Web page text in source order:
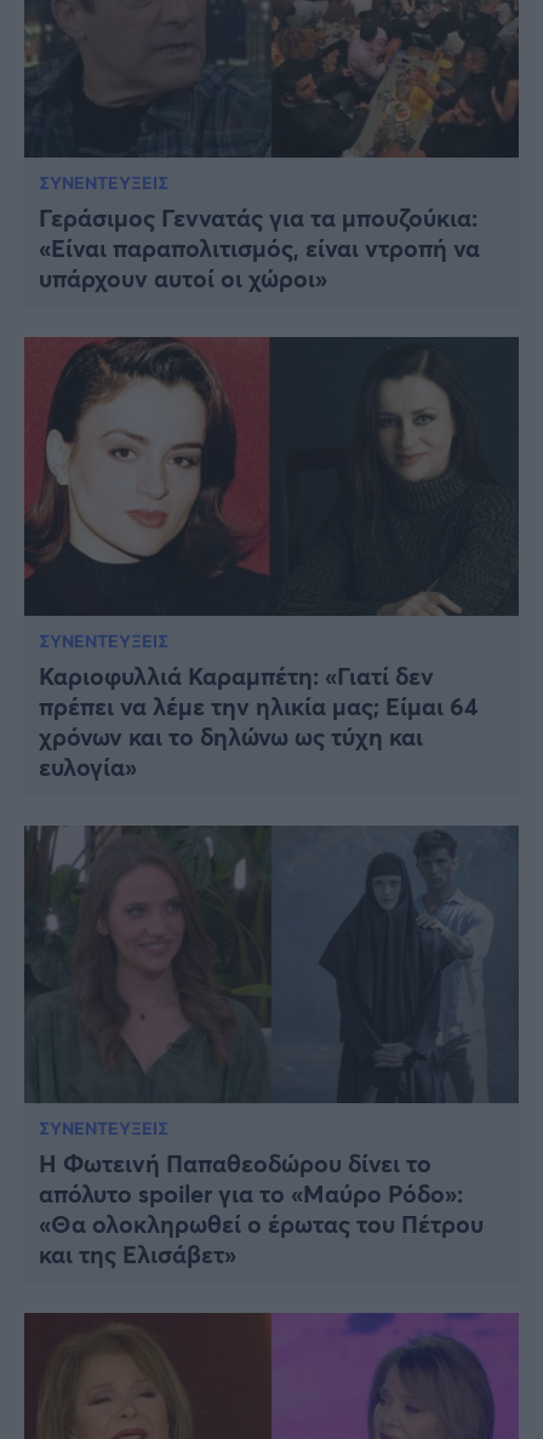
ΣΥΝΕΝΤΕΥΞΕΙΣ
Γεράσιμος Γεννατάς για τα μπουζούκια:
«Είναι παραπολιτισμός, είναι ντροπή να
υπάρχουν αυτοί οι χώροι»
ΣΥΝΕΝΤΕΥΞΕΙΣ
Καριοφυλλιά Καραμπέτη: «Γιατί δεν
πρέπει να λέμε την ηλικία μας; Είμαι 64
χρόνων και το δηλώνω ως τύχη και
ευλογία»
ΣΥΝΕΝΤΕΥΞΕΙΣ
Η Φωτεινή Παπαθεοδώρου δίνει το
απόλυτο spoiler για το «Μαύρο Ρόδο»:
«Θα ολοκληρωθεί ο έρωτας του Πέτρου
και της Ελισάβετ»